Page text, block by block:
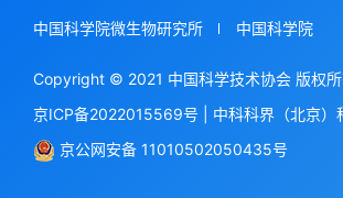
中国科学院微生物研究所 中国科学院
Copyright © 2021 中国科学技术协会 版权
京ICP备2022015569号
中科科界（北京）
京公网安备 11010502050435号